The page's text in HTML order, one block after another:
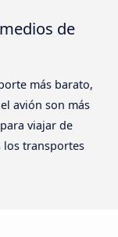
de
más barato,
avión son más
viajar de
los transportes